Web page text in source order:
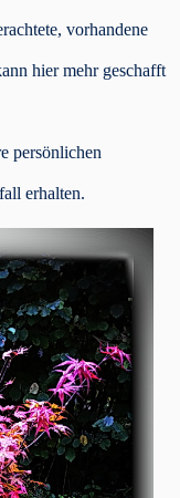
vorhandene
hier mehr geschafft
persönlichen
erhalten.